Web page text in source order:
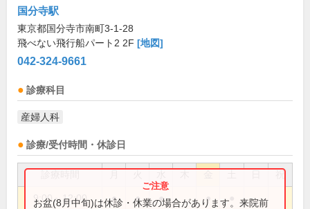
国分寺駅
東京都国分寺市南町3-1-28
飛べない飛行船パート2 2F [地図]
042-324-9661
診療科目
産婦人科
診療/受付時間・休診日
祝
9:00～12:00 ● ● ● ●
お盆(8月中旬)は休診・休業の場合があります。来院前